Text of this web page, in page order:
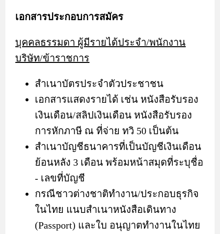
เอกสารประกอบการสมัคร
บุคคลธรรมดา ผู้มีรายได้ประจำ/พนักงาน
บริษัท/ข้าราชการ
สำเนาบัตรประจำตัวประชาชน
เอกสารแสดงรายได้ เช่น หนังสือรับรอง
เงินเดือน/สลิปเงินเดือน หนังสือรับรอง
การหักภาษี ณ ที่จ่าย ทวิ 50 เป็นต้น
สำเนาบัญชีธนาคารที่เป็นบัญชีเงินเดือน
ย้อนหลัง 3 เดือน พร้อมหน้าสมุดที่ระบุชื่อ
- เลขที่บัญชี
กรณีชาวต่างชาติทำงาน/ประกอบธุรกิจ
ในไทย แนบสำเนาหนังสือเดินทาง
(Passport) และใบ อนุญาตทำงานในไทย